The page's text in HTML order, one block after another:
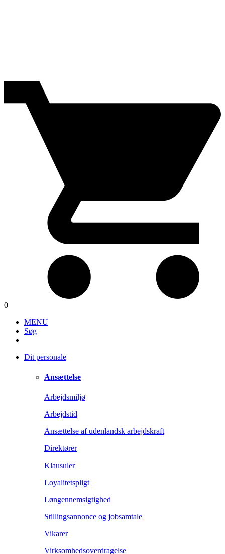
0
MENU
Søg
Dit personale
Ansættelse
Arbejdsmiljø
Arbejdstid
Ansættelse af udenlandsk arbejdskraft
Direktører
Klausuler
Loyalitetspligt
Løngennemsigtighed
Stillingsannonce og jobsamtale
Vikarer
Virksomhedsoverdragelse